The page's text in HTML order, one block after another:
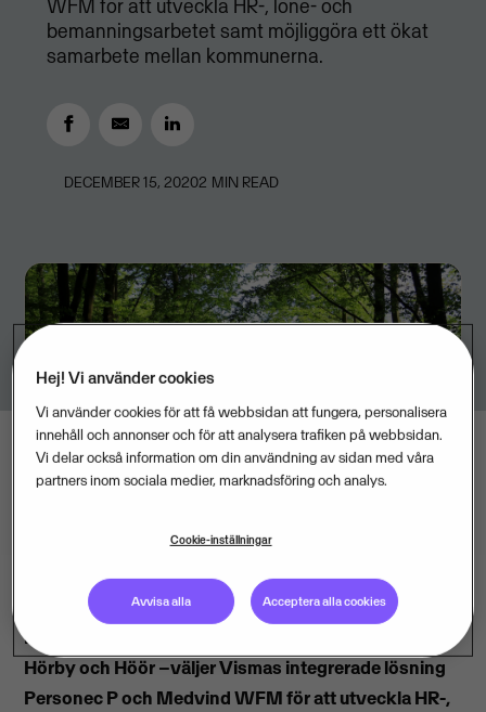
WFM för att utveckla HR-, löne- och
bemanningsarbetet samt möjliggöra ett ökat
samarbete mellan kommunerna.
DECEMBER 15, 20202 MIN READ
Fem kommuner – Östra Göinge, Osby, Bromölla,
Hörby och Höör –väljer Vismas integrerade lösning
Personec P och Medvind WFM för att utveckla HR-,
Hej! Vi använder cookies
Vi använder cookies för att få webbsidan att fungera, personalisera
innehåll och annonser och för att analysera trafiken på webbsidan.
Vi delar också information om din användning av sidan med våra
partners inom sociala medier, marknadsföring och analys.
Cookie-inställningar
Avvisa alla Acceptera alla cookies